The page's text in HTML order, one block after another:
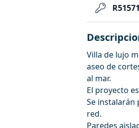
Villa de lujo
aseo de
al mar.
El proyecto
Se instalarán
red.
Paredes